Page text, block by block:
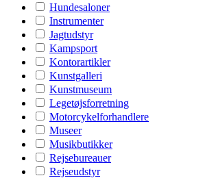
Hundesaloner
Instrumenter
Jagtudstyr
Kampsport
Kontorartikler
Kunstgalleri
Kunstmuseum
Legetøjsforretning
Motorcykelforhandlere
Museer
Musikbutikker
Rejsebureauer
Rejseudstyr